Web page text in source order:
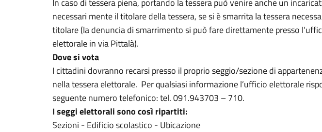
In caso di tessera piena, portando la tessera può venire anche un
necessari mente il titolare della tessera, se si è smarrita la tessera
titolare (la denuncia di smarrimento si può fare direttamente presso
elettorale in via Pittalà).
Dove si vota
I cittadini dovranno recarsi presso il proprio seggio/sezione di
nella tessera elettorale. Per qualsiasi informazione l’ufficio elettorale
seguente numero telefonico: tel. 091.943703 – 710.
I seggi elettorali sono così ripartiti:
Sezioni - Edificio scolastico - Ubicazione